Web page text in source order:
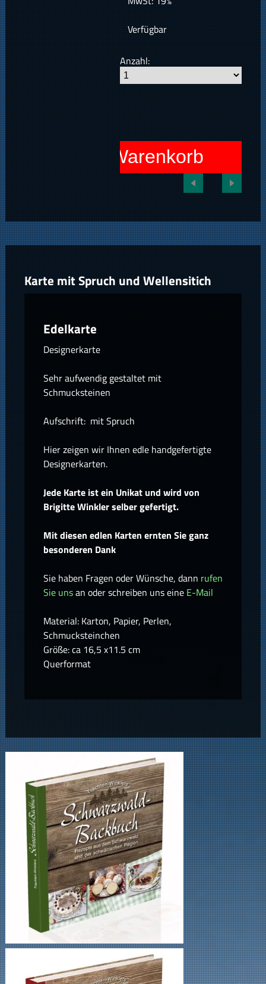
Verfügbar
Anzahl:
In den Warenkorb
Karte mit Spruch und Wellensitich
Edelkarte
Designerkarte
Sehr aufwendig gestaltet mit
Schmucksteinen
Aufschrift: mit Spruch
Hier zeigen wir Ihnen edle handgefertigte
Designerkarten.
Jede Karte ist ein Unikat und wird von
Brigitte Winkler selber gefertigt.
Mit diesen edlen Karten ernten Sie ganz
besonderen Dank
Sie haben Fragen oder Wünsche, dann rufen
Sie unsan oder schreiben uns eine E-Mail
Material: Karton, Papier, Perlen,
Schmucksteinchen
Größe: ca 16,5 x11.5 cm
Querformat